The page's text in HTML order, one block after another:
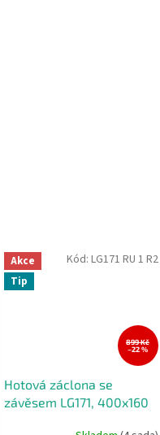
Akce
Tip
899 Kč
–22 %
Hotová záclona se
závěsem LG171, 400x160
Kód: LG171 RU 1 R2